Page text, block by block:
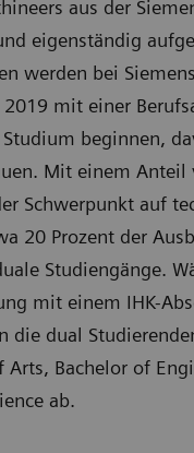
aus der
eigenständig
werden bei
mit einer
beginnen,
Mit einem Anteil
Schwerpunkt auf
20 Prozent der
Studiengänge.
mit einem IHK-
die dual
Arts, Bachelor of
ab.